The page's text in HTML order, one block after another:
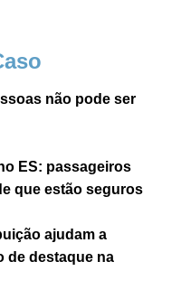
não pode ser
ES: passageiros
que estão seguros
ajudam a
de destaque na